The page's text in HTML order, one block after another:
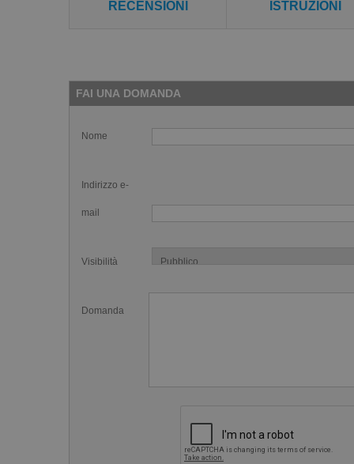
RECENSIONI ISTRUZIONI
FAI UNA DOMANDA
Nome
Indirizzo e-
mail
Visibilità
Domanda